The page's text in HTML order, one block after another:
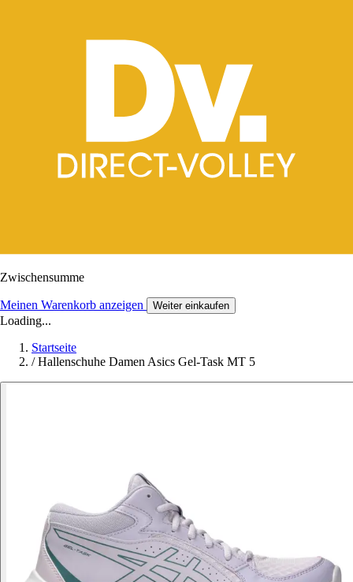
Zwischensumme
Meinen Warenkorb anzeigen Weiter einkaufen
Loading...
Startseite
/ Hallenschuhe Damen Asics Gel-Task MT 5